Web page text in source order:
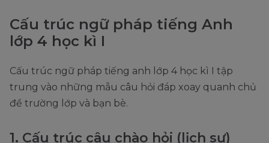
Cấu trúc ngữ pháp tiếng Anh
lớp 4 học kì I
Cấu trúc ngữ pháp tiếng anh lớp 4 học kì I tập
trung vào những mẫu câu hỏi đáp xoay quanh chủ
đề trường lớp và bạn bè.
1. Cấu trúc câu chào hỏi (lịch sự)